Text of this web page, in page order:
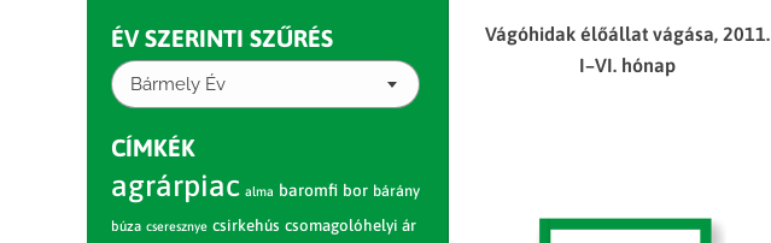
Vágóhidak élőállat vágása, 2011.
I–VI. hónap
ÉV SZERINTI SZŰRÉS
Bármely Év
CÍMKÉK
agrárpiac alma baromfi bor bárány
búza cseresznye csirkehús csomagolóhelyi ár